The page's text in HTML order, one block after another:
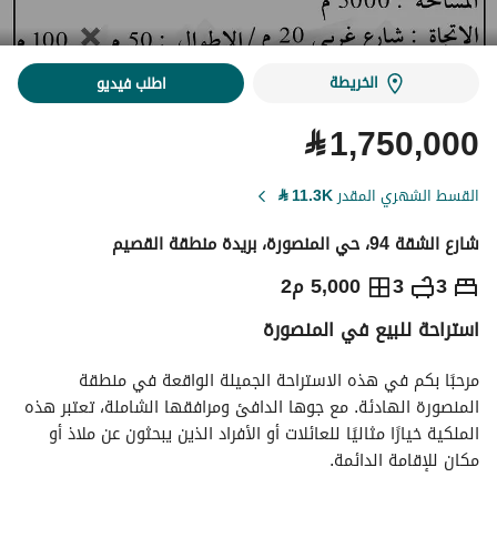
الخريطة اطلب فيديو
⃁1,750,000
القسط الشهري المقدر11.3K
⃁
شارع الشقة 94، حي المنصورة، بريدة منطقة القصيم
3
3 5,000 م2 ⃁
1,750,000
التفاصيل معلومات ترخيص الإعلاناستراحة للبيع في المنصورة
مكان للإقامة الدائمة.